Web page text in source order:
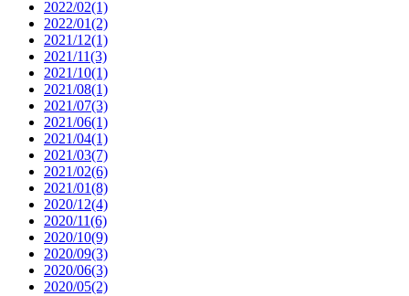
2022/02(1)
2022/01(2)
2021/12(1)
2021/11(3)
2021/10(1)
2021/08(1)
2021/07(3)
2021/06(1)
2021/04(1)
2021/03(7)
2021/02(6)
2021/01(8)
2020/12(4)
2020/11(6)
2020/10(9)
2020/09(3)
2020/06(3)
2020/05(2)